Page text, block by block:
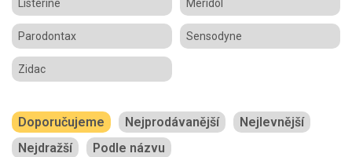
Listerine Meridol
Parodontax Sensodyne
Zidac
Doporučujeme Nejprodávanější
Nejlevnější
Nejdražší
Podle názvu